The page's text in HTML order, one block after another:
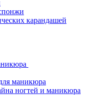
карандашей
маникюра
ногтей и маникюра